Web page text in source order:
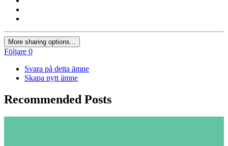
More sharing options...
Följare 0
Svara på detta ämne
Skapa nytt ämne
Recommended Posts